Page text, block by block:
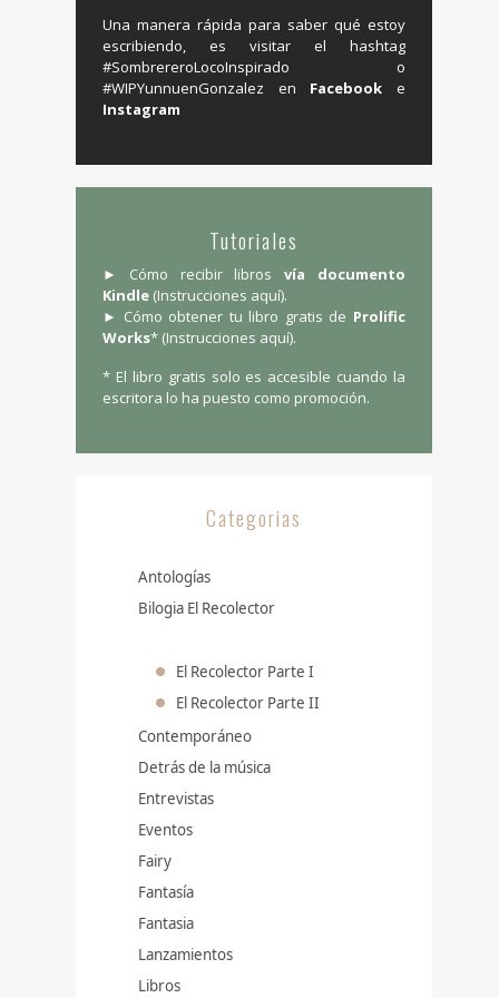
Una manera rápida para saber qué estoy
escribiendo, es visitar el hashtag
‬#SombrereroLocoInspirado o
#WIPYunnuenGonzalez en ‪ Facebook e
Instagram
Tutoriales
► Cómo recibir librosvía documento
Kindle (Instrucciones aquí).
► Cómo obtener tu libro gratis de Prolific
Works* (Instrucciones aquí).
* El libro gratis solo es accesible cuando la
escritora lo ha puesto como promoción.
Categorias
Antologías
Bilogia El Recolector
El Recolector Parte I
El Recolector Parte II
Contemporáneo
Detrás de la música
Entrevistas
Eventos
Fairy
Fantasía
Fantasia
Lanzamientos
Libros